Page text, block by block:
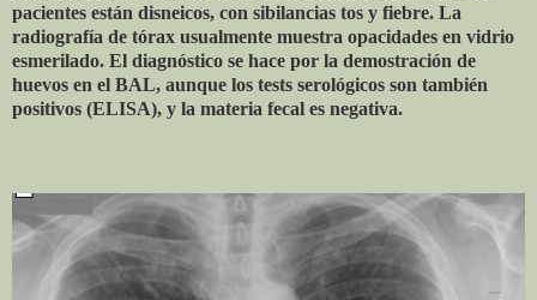
pacientes están disneicos, con sibilancias tos y fiebre. La
radiografía de tórax usualmente muestra opacidades en vidrio
esmerilado. El diagnóstico se hace por la demostración de
huevos en el BAL, aunque los tests serológicos son también
positivos (ELISA), y la materia fecal es negativa.